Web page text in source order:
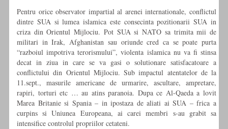
Pentru orice observator impartial al arenei internationale, conflictul
dintre SUA si lumea islamica este consecinta pozitionarii SUA in
criza din Orientul Mijlociu. Pot SUA si NATO sa trimita mii de
militari in Irak, Afghanistan sau oriunde cred ca se poate purta
“razboiul impotriva terorismului”, violenta islamica nu va fi stinsa
decat in ziua in care se va gasi o solutionare satisfacatoare a
conflictului din Orientul Mijlociu. Sub impactul atentatelor de la
11.sept., masurile americane de urmarire, ascultare, ampretare,
rapiri, torturi etc … au atins paranoia. Dupa ce Al-Qaeda a lovit
Marea Britanie si Spania – in ipostaza de aliati ai SUA – frica a
curpins si Uniunea Europeana, ai carei membri s-au grabit sa
intensifice controlul propriilor cetateni.